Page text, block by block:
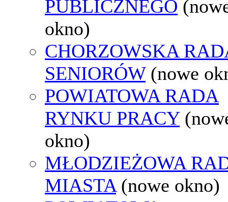
PUBLICZNEGO
okno)
CHORZOWSKA
SENIORÓW (nowe
POWIATOWA RADA
RYNKU PRACY
okno)
MŁODZIEŻOWA
MIASTA (nowe okno)